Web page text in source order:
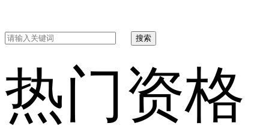
搜索
热门资格